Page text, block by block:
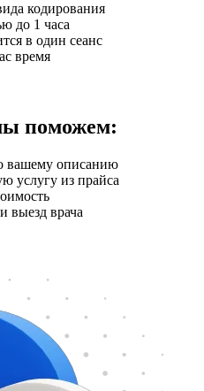
кодирования
до 1 часа
в один сеанс
время
поможем:
вашему описанию
услугу из прайса
выезд врача